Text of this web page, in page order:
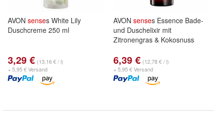
AVON senses White Lily
Duschcreme 250 ml
3,29 € (13,16 € / l)
+ 5,95 € Versand
AVON senses Essence Bade-
und Duschelixir mit
Zitronengras & Kokosnuss
6,39 € (12,78 € / l)
+ 5,95 € Versand